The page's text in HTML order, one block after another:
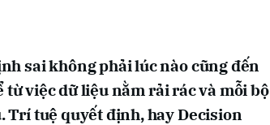
sai không phải lúc nào cũng đến
việc dữ liệu nằm rải rác và mỗi bộ
Trí tuệ quyết định, hay Decision